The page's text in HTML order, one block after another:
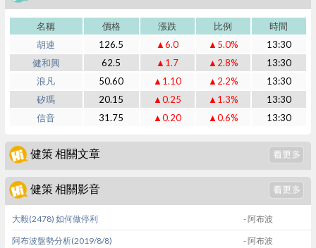
名稱 價格 漲跌 比例
時間
胡連
126.5 ▲6.0 ▲5.0%
13:30
健和興
62.5 ▲1.7 ▲2.8%
13:30
浪凡
50.60 ▲1.10 ▲2.2%
13:30
矽瑪
20.15 ▲0.25 ▲1.3%
13:30
信音
31.75 ▲0.20 ▲0.6% 13:30
健策 相關文章
健策 相關影音
- 阿布波
大毅(2478) 如何做停利
- 阿布波
阿布波盤勢分析(2019/8/8)